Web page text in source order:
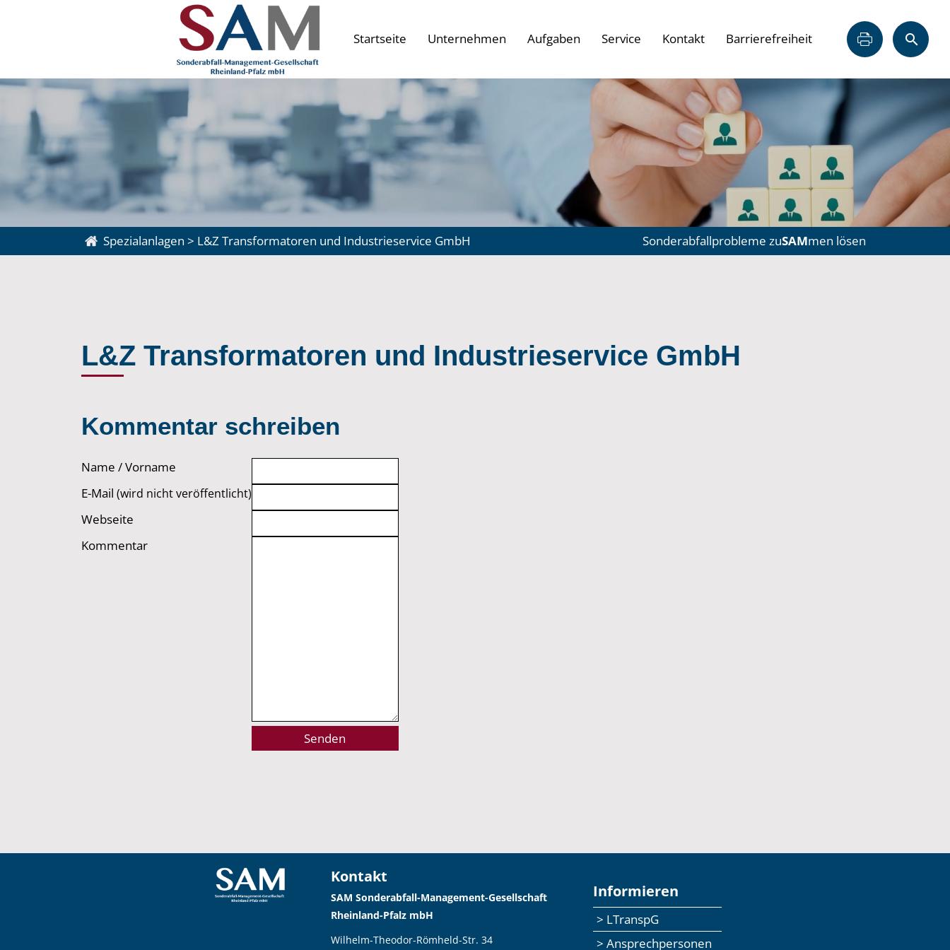
Startseite Unternehmen Aufgaben Service Kontakt Barrierefreiheit
Spezialanlagen > L&Z Transformatoren und Industrieservice GmbH Sonderabfallprobleme zuSAMmen lösen
L&Z Transformatoren und Industrieservice GmbH
Kommentar schreiben
Name / Vorname
E-Mail (wird nicht veröffentlicht)
Webseite
Kommentar
Kontakt
SAM Sonderabfall-Management-Gesellschaft
Rheinland-Pfalz mbH
Wilhelm-Theodor-Römheld-Str. 34
Informieren
> LTranspG
> Ansprechpersonen